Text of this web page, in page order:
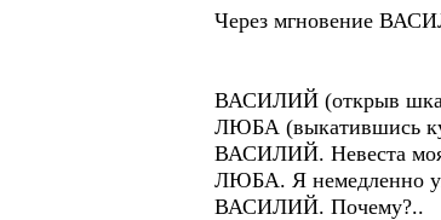
Через мгновение
ВАСИЛИЙ (открыв
ЛЮБА (выкатившись
ВАСИЛИЙ. Невеста
ЛЮБА. Я немедленно
ВАСИЛИЙ. Почему?..